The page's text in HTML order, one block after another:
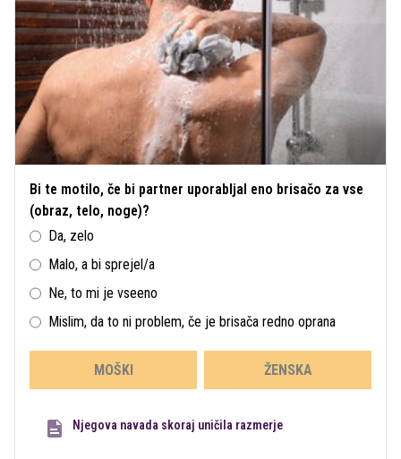
Bi te motilo, če bi partner uporabljal eno brisačo za vse
(obraz, telo, noge)?
Da, zelo
Malo, a bi sprejel/a
Ne, to mi je vseeno
Mislim, da to ni problem, če je brisača redno oprana
MOŠKI ŽENSKA
Njegova navada skoraj uničila razmerje